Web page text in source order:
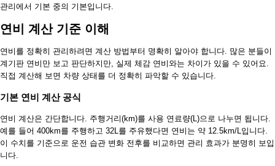
관리에서 기본 중의 기본입니다.
연비 계산 기준 이해
연비를 정확히 관리하려면 계산 방법부터 명확히 알아야 합니다. 많은 분들이
계기판 연비만 보고 판단하지만, 실제 체감 연비와는 차이가 있을 수 있어요.
직접 계산해 보면 차량 상태를 더 정확히 파악할 수 있습니다.
기본 연비 계산 공식
연비 계산은 간단합니다. 주행거리(km)를 사용 연료량(L)으로 나누면 됩니다.
예를 들어 400km를 주행하고 32L를 주유했다면 연비는 약 12.5km/L입니다.
이 수치를 기준으로 운전 습관 변화 전후를 비교하면 관리 효과가 분명히 보입
니다.